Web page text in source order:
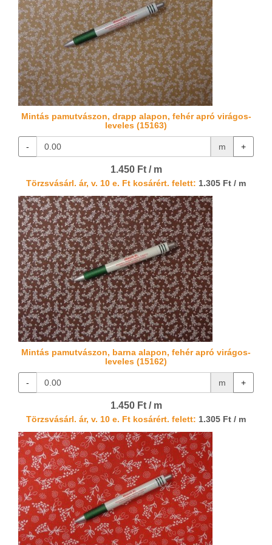
Mintás pamutvászon, drapp alapon, fehér apró virágos-
leveles (15163)
- m +
1.450 Ft / m
Törzsvásárl. ár, v. 10 e. Ft kosárért. felett: 1.305 Ft / m
Mintás pamutvászon, barna alapon, fehér apró virágos-
leveles (15162)
- m +
1.450 Ft / m
Törzsvásárl. ár, v. 10 e. Ft kosárért. felett: 1.305 Ft / m